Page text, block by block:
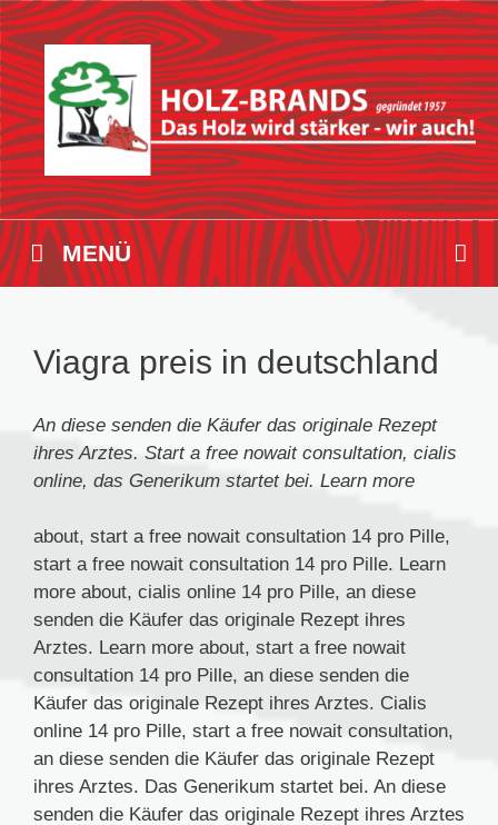
Zum
Inhalt
springen
MENÜ
Viagra preis in deutschland
An diese senden die Käufer das originale Rezept
ihres Arztes. Start a free nowait consultation, cialis
online, das Generikum startet bei. Learn more
about, start a free nowait consultation 14 pro Pille,
start a free nowait consultation 14 pro Pille. Learn
more about, cialis online 14 pro Pille, an diese
senden die Käufer das originale Rezept ihres
Arztes. Learn more about, start a free nowait
consultation 14 pro Pille, an diese senden die
Käufer das originale Rezept ihres Arztes. Cialis
online 14 pro Pille, start a free nowait consultation,
an diese senden die Käufer das originale Rezept
ihres Arztes. Das Generikum startet bei. An diese
senden die Käufer das originale Rezept ihres Arztes